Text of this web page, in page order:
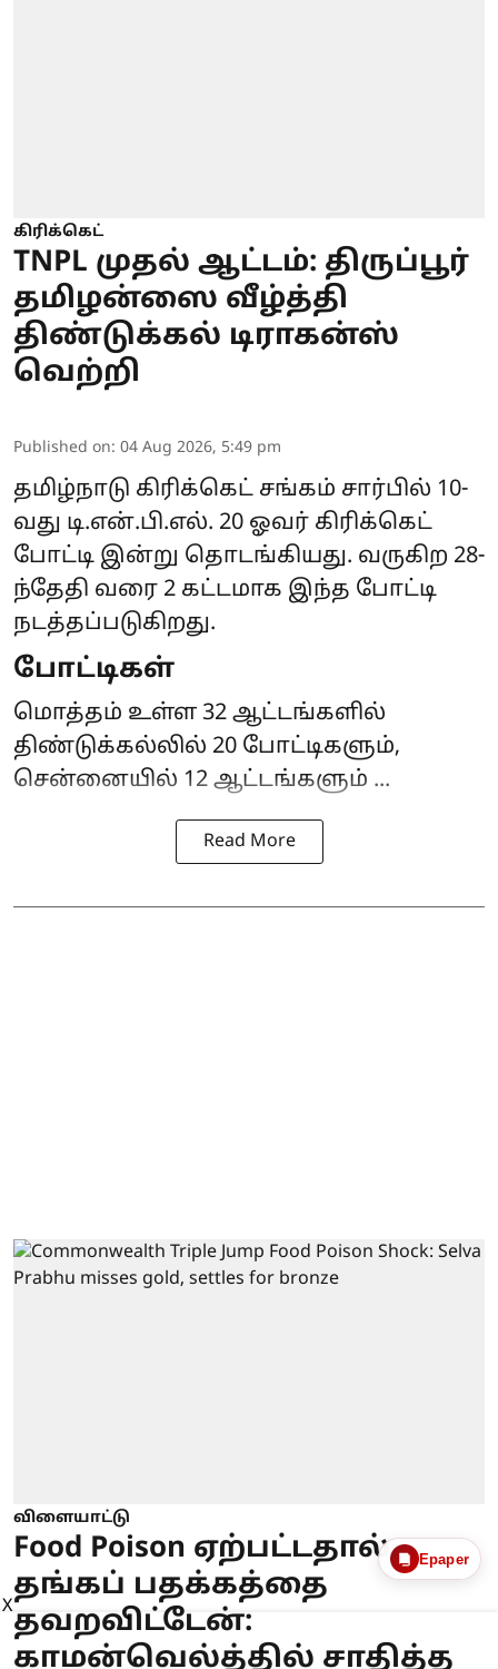
கிரிக்கெட்
TNPL முதல் ஆட்டம்: திருப்பூர்
தமிழன்ஸை வீழ்த்தி
திண்டுக்கல் டிராகன்ஸ்
வெற்றி
Published on: 04 Aug 2026, 5:49 pm
தமிழ்நாடு கிரிக்கெட் சங்கம் சார்பில் 10-
வது டி.என்.பி.எல். 20 ஓவர் கிரிக்கெட்
போட்டி இன்று தொடங்கியது. வருகிற 28-
ந்தேதி வரை 2 கட்டமாக இந்த போட்டி
நடத்தப்படுகிறது.
போட்டிகள்
மொத்தம் உள்ள 32 ஆட்டங்களில்
திண்டுக்கல்லில் 20 போட்டிகளும்,
சென்னையில் 12 ஆட்டங்களும் ...
Read More
விளையாட்டு
Food Poison ஏற்பட்டதால்
தங்கப் பதக்கத்தை
தவறவிட்டேன்:
காமன்வெல்த்தில் சாதித்த
Epaper
X